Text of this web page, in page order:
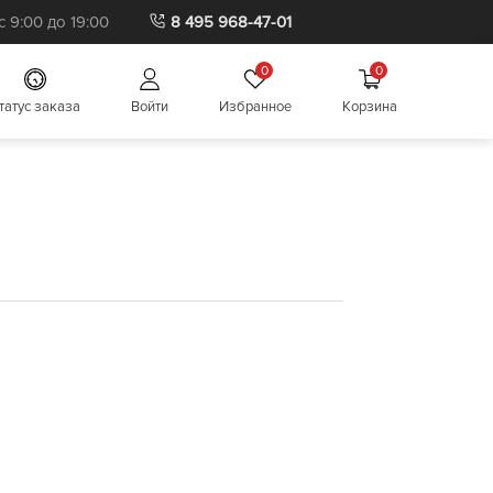
9:00 до 19:00 8 495 968-47-01
заказа Войти
0
Избранное
0
Корзина
Бытовая пиротехника